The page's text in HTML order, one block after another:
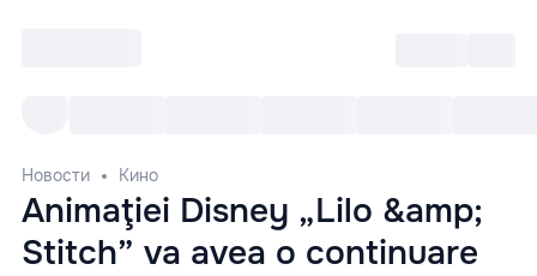
Новости Кино
Animaţiei Disney „Lilo &amp;
Stitch” va avea o continuare